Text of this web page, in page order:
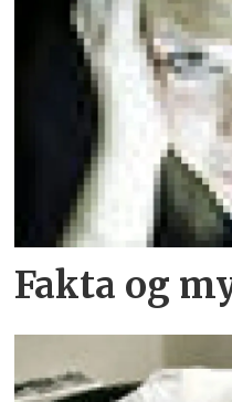
Fakta og